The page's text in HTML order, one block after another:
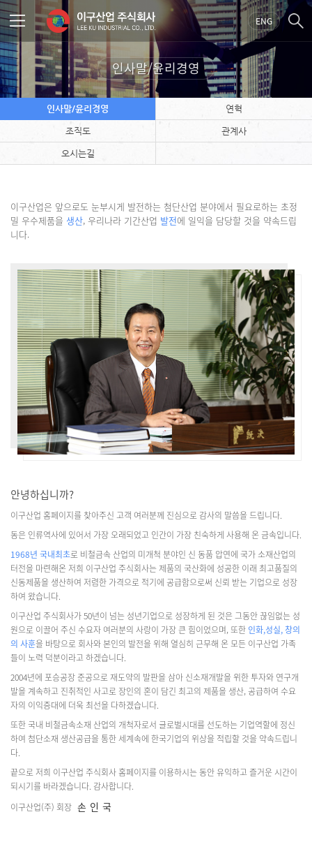
ENG
인사말/윤리경영
인사말/윤리경영 연혁
조직도 관계사
오시는길
이구산업은 앞으로도 눈부시게 발전하는 첨단산업 분야에서 필요로하는 초정
밀 우수제품을 생산, 우리나라 기간산업 발전에 일익을 담당할 것을 약속드립
니다.
안녕하십니까?
이구산업 홈페이지를 찾아주신 고객 여러분께 진심으로 감사의 말씀을 드립니다.
동은 인류역사에 있어서 가장 오래되었고 인간이 가장 친숙하게 사용해 온 금속입니다.
1968년 국내최초로 비철금속 산업의 미개척 분야인 신 동품 압연에 국가 소재산업의
터전을 마련해온 저희 이구산업 주식회사는 제품의 국산화에 성공한 이래 최고품질의
신동제품을 생산하여 저렴한 가격으로 적기에 공급함으로써 신뢰 받는 기업으로 성장
하여 왔습니다.
이구산업 주식회사가 50년이 넘는 성년기업으로 성장하게 된 것은 그동안 끊임없는 성
원으로 이끌어 주신 수요자 여러분의 사랑이 가장 큰 힘이었으며, 또한 인화,성실, 창의
의 사훈을 바탕으로 회사와 본인의 발전을 위해 열심히 근무해 온 모든 이구산업 가족
들이 노력 덕분이라고 하겠습니다.
2004년에 포승공장 준공으로 재도약의 발판을 삼아 신소재개발을 위한 투자와 연구개
발을 계속하고 진취적인 사고로 장인의 혼이 담긴 최고의 제품을 생산, 공급하여 수요
자의 이익증대에 더욱 최선을 다하겠습니다.
또한 국내 비철금속소재 산업의 개척자로서 글로벌시대를 선도하는 기업역할에 정신
하여 첨단소재 생산공급을 통한 세계속에 한국기업의 위상을 적립할 것을 약속드립니
다.
끝으로 저희 이구산업 주식회사 홈페이지를 이용하시는 동안 유익하고 즐거운 시간이
되시기를 바라겠습니다. 감사합니다.
이구산업(주) 회장 손인국